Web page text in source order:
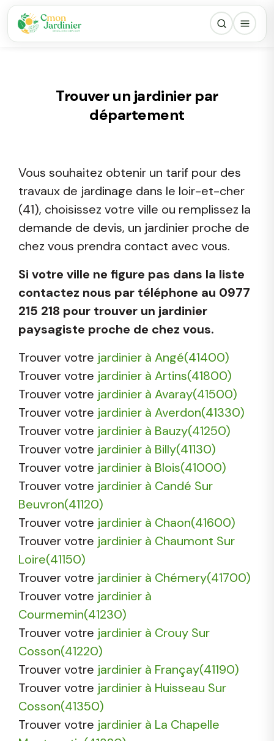
Trouver un jardinier par
département
Vous souhaitez obtenir un tarif pour des
travaux de jardinage dans le loir-et-cher
(41), choisissez votre ville ou remplissez la
demande de devis, un jardinier proche de
chez vous prendra contact avec vous.
Si votre ville ne figure pas dans la liste
contactez nous par téléphone au 0977
215 218 pour trouver un jardinier
paysagiste proche de chez vous.
Trouver votre jardinier à Angé(41400)
Trouver votre jardinier à Artins(41800)
Trouver votre jardinier à Avaray(41500)
Trouver votre jardinier à Averdon(41330)
Trouver votre jardinier à Bauzy(41250)
Trouver votre jardinier à Billy(41130)
Trouver votre jardinier à Blois(41000)
Trouver votre jardinier à Candé Sur
Beuvron(41120)
Trouver votre jardinier à Chaon(41600)
Trouver votre jardinier à Chaumont Sur
Loire(41150)
Trouver votre jardinier à Chémery(41700)
Trouver votre jardinier à
Courmemin(41230)
Trouver votre jardinier à Crouy Sur
Cosson(41220)
Trouver votre jardinier à Françay(41190)
Trouver votre jardinier à Huisseau Sur
Cosson(41350)
Trouver votre jardinier à La Chapelle